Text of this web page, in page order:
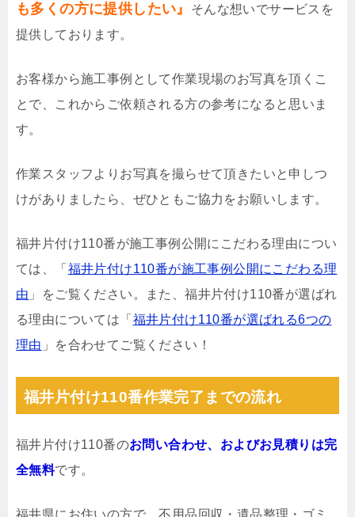
も多くの方に提供したい』
そんな想いでサービスを
提供しております。
お客様から施工事例として作業現場のお写真を頂くこ
とで、これからご依頼される方の参考になると思いま
す。
作業スタッフよりお写真を撮らせて頂きたいと申しつ
けがありましたら、ぜひともご協力をお願いします。
福井片付け110番が施工事例公開にこだわる理由につい
ては、「 福井片付け110番が施工事例公開にこだわる理
由 」をご覧ください。また、福井片付け110番が選ばれ
る理由については「 福井片付け110番が選ばれる6つの
理由 」を合わせてご覧ください！
福井片付け110番作業完了までの流れ
福井片付け110番のお問い合わせ、およびお見積りは完
全無料です。
福井県にお住いの方で、不用品回収・遺品整理・ゴミ